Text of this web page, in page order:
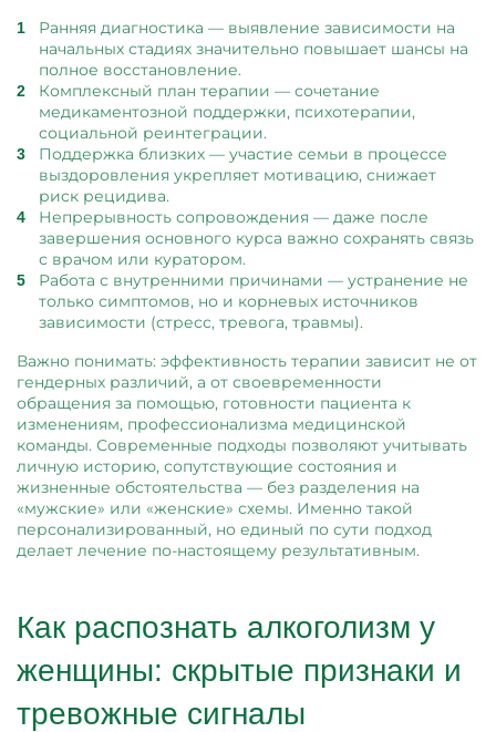
Ранняя диагностика — выявление зависимости на
начальных стадиях значительно повышает шансы на
полное восстановление.
Комплексный план терапии — сочетание
медикаментозной поддержки, психотерапии,
социальной реинтеграции.
Поддержка близких — участие семьи в процессе
выздоровления укрепляет мотивацию, снижает
риск рецидива.
Непрерывность сопровождения — даже после
завершения основного курса важно сохранять связь
с врачом или куратором.
Работа с внутренними причинами — устранение не
только симптомов, но и корневых источников
зависимости (стресс, тревога, травмы).
Важно понимать: эффективность терапии зависит не от
гендерных различий, а от своевременности
обращения за помощью, готовности пациента к
изменениям, профессионализма медицинской
команды. Современные подходы позволяют учитывать
личную историю, сопутствующие состояния и
жизненные обстоятельства — без разделения на
«мужские» или «женские» схемы. Именно такой
персонализированный, но единый по сути подход
делает лечение по-настоящему результативным.
Как распознать алкоголизм у
женщины: скрытые признаки и
тревожные сигналы